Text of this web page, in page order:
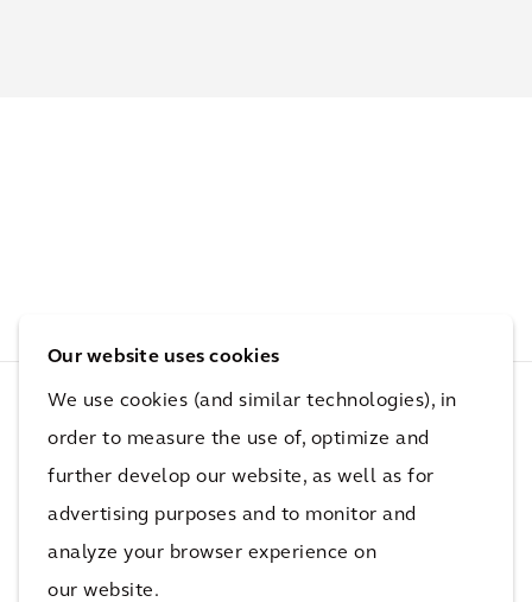
Our website uses cookies
We use cookies (and similar technologies), in
order to measure the use of, optimize and
further develop our website, as well as for
advertising purposes and to monitor and
analyze your browser experience on
our website.
Deel met je vrienden